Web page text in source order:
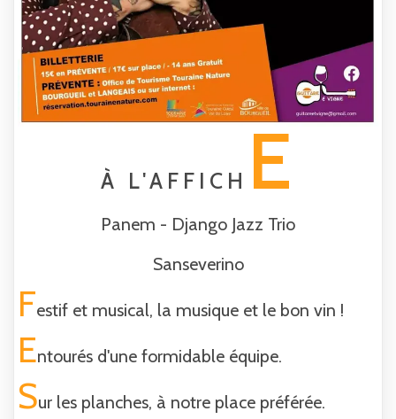
À L'AFFICH E
Panem - Django Jazz Trio
Sanseverino
Festif et musical, la musique et le bon vin !
Entourés d'une formidable équipe.
Sur les planches, à notre place préférée.